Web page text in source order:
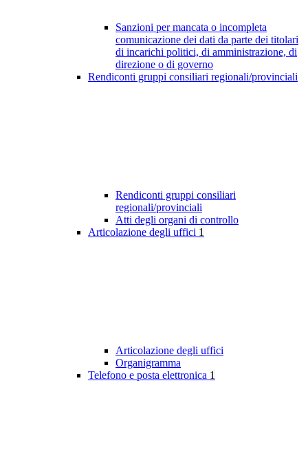
Sanzioni per mancata o incompleta
comunicazione dei dati da parte dei titolari
di incarichi politici, di amministrazione, di
direzione o di governo
Rendiconti gruppi consiliari regionali/provinciali
Rendiconti gruppi consiliari
regionali/provinciali
Atti degli organi di controllo
Articolazione degli uffici 1
Articolazione degli uffici
Organigramma
Telefono e posta elettronica 1